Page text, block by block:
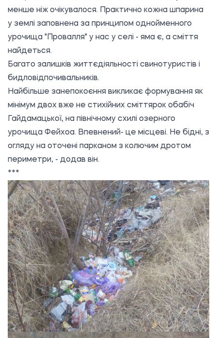
менше ніж очікувалося. Практично кожна шпарина
у землі заповнена за принципом однойменного
урочища "Провалля" у нас у селі - яма є, а сміття
найдеться.
Багато залишків життєдіяльності свинотуристів і
бидловідпочивальників.
Найбільше занепокоєння викликає формування як
мінімум двох вже не стихійних сміттярок обабіч
Гайдамацької, на північному схилі озерного
урочища Фейхоа. Впевнений- це місцеві. Не бідні, з
огляду на оточені парканом з колючим дротом
периметри, - додав він.
***